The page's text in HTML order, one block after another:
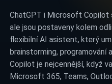
ChatGPT i Microsoft Copilot
ale jsou postaveny kolem
flexibilní AI asistent, který
brainstorming, programování
Copilot je nejcennější, když
Microsoft 365, Teams,